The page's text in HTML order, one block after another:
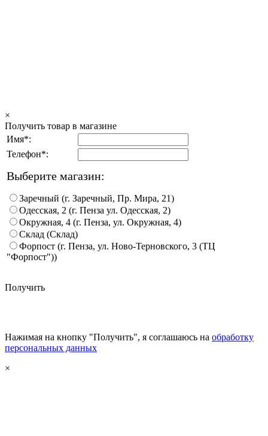
×
Получить товар в магазине
Имя*:
Телефон*:
Выберите магазин:
Заречный (г. Заречный, Пр. Мира, 21)
Одесская, 2 (г. Пенза ул. Одесская, 2)
Окружная, 4 (г. Пенза, ул. Окружная, 4)
Склад (Склад)
Форпост (г. Пенза, ул. Ново-Терновского, 3 (ТЦ
"Форпост"))
Получить
Нажимая на кнопку "Получить", я соглашаюсь на обработку
персональных данных
×